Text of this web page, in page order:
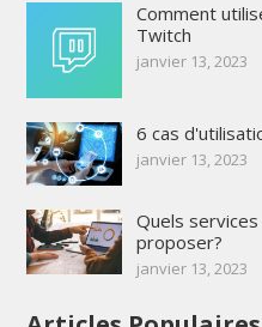
Comment
Twitch
janvier 13, 2023
6 cas
janvier 13, 2023
Quels
proposer?
janvier 13, 2023